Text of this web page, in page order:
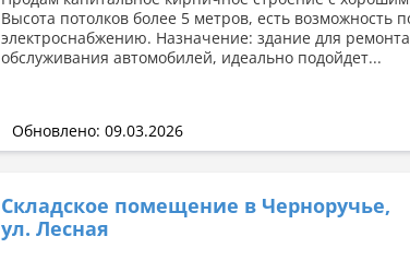
Высота потолков более 5 метров, есть возможность
электроснабжению. Назначение: здание для
обслуживания автомобилей, идеально подойдет...
Обновлено: 09.03.2026
Складское помещение в Черноручье,
ул. Лесная